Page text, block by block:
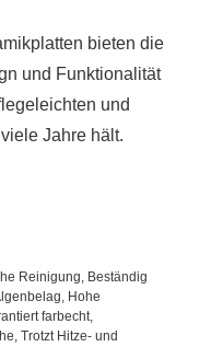
bieten die
und Funktionalität
und
Jahre hält.
Reinigung, Beständig
Hohe
farbecht,
Trotzt Hitze- und